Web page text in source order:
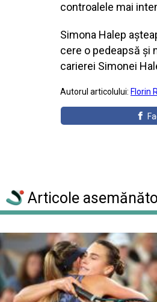
controalele mai
Simona Halep
cere o pedeapsă şi
carierei Simonei
Autorul articolului: Florin
Articole